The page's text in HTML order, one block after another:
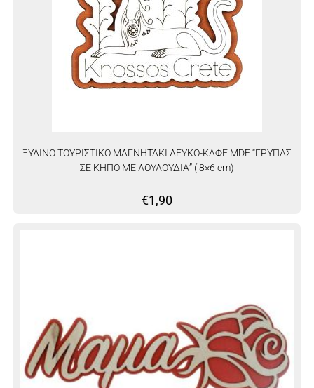
ΞΥΛΙΝΟ ΤΟΥΡΙΣΤΙΚΟ ΜΑΓΝΗΤΑΚΙ ΛΕΥΚΟ-ΚΑΦΕ MDF “ΓΡΥΠΑΣ
ΣΕ ΚΗΠΟ ΜΕ ΛΟΥΛΟΥΔΙΑ” ( 8×6 cm)
€1,90